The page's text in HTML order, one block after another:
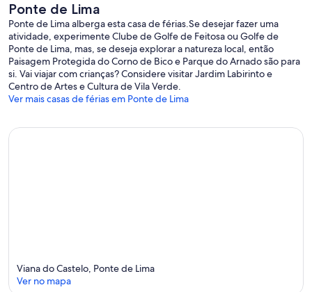
Ponte de Lima
Ponte de Lima alberga esta casa de férias.Se desejar fazer uma
atividade, experimente Clube de Golfe de Feitosa ou Golfe de
Ponte de Lima, mas, se deseja explorar a natureza local, então
Paisagem Protegida do Corno de Bico e Parque do Arnado são para
si. Vai viajar com crianças? Considere visitar Jardim Labirinto e
Centro de Artes e Cultura de Vila Verde.
Ver mais casas de férias em Ponte de Lima
Viana do Castelo, Ponte de Lima
Ver no mapa